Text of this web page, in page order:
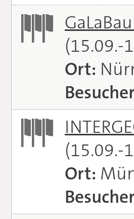
(15.09.-
Ort:
(15.09.-
Ort: